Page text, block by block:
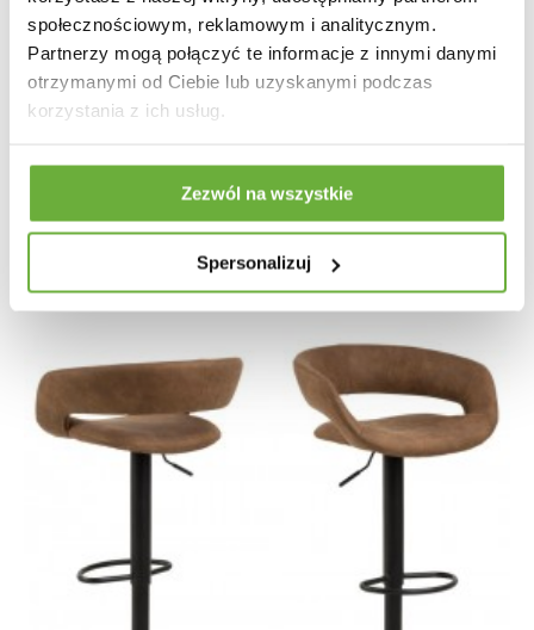
społecznościowym, reklamowym i analitycznym.
Partnerzy mogą połączyć te informacje z innymi danymi
otrzymanymi od Ciebie lub uzyskanymi podczas
korzystania z ich usług.
Zezwól na wszystkie
Spersonalizuj
HOKER GOOSE - ZŁOTY